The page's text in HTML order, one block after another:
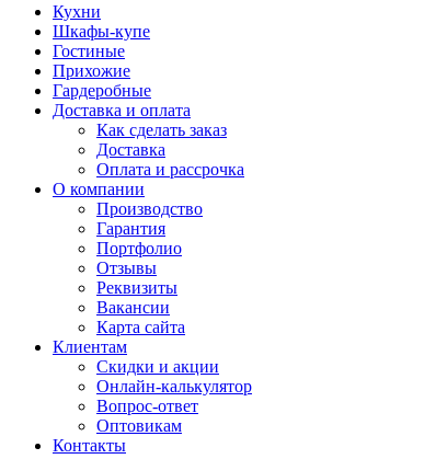
Кухни
Шкафы-купе
Гостиные
Прихожие
Гардеробные
Доставка и оплата
Как сделать заказ
Доставка
Оплата и рассрочка
О компании
Производство
Гарантия
Портфолио
Отзывы
Реквизиты
Вакансии
Карта сайта
Клиентам
Скидки и акции
Онлайн-калькулятор
Вопрос-ответ
Оптовикам
Контакты